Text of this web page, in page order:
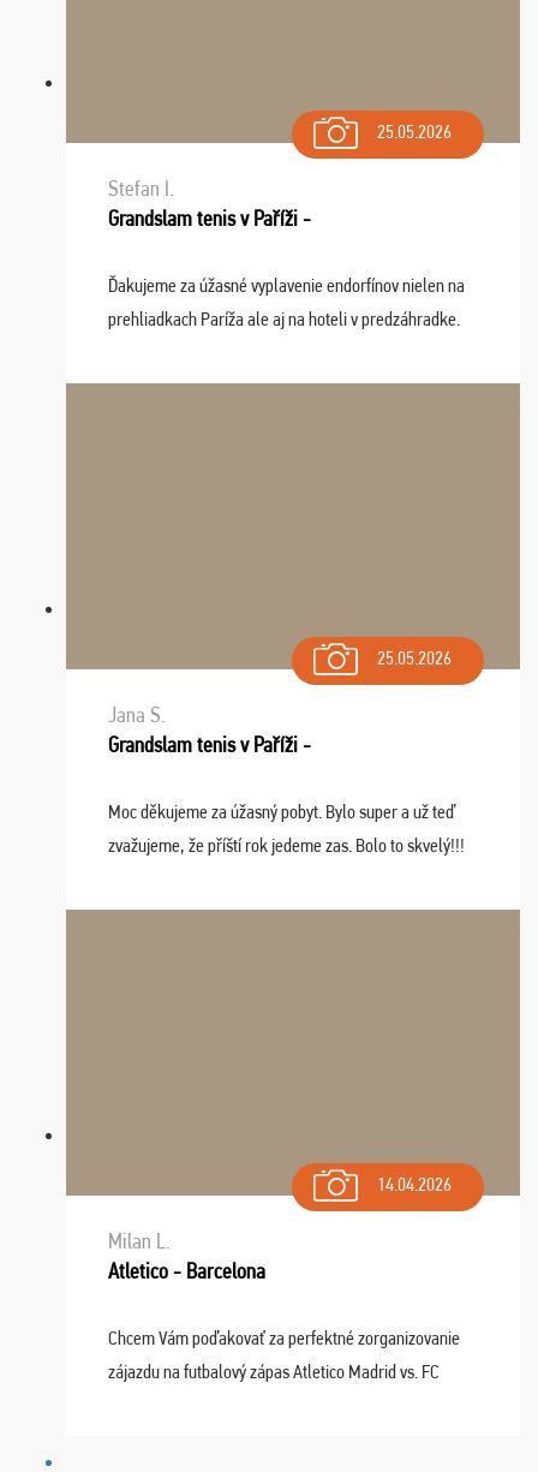
25.05.2026
Stefan I.
Grandslam tenis v Paříži -
Ďakujeme za úžasné vyplavenie endorfínov nielen na
prehliadkach Paríža ale aj na hoteli v predzáhradke.
spomínať a zväžujeme repete budúci rok : ...
25.05.2026
Jana S.
Grandslam tenis v Paříži -
Moc děkujeme za úžasný pobyt. Bylo super a už teď
zvažujeme, že příští rok jedeme zas. Bolo to skvelý!!!
14.04.2026
Milan L.
Atletico - Barcelona
Chcem Vám poďakovať za perfektné zorganizovanie
zájazdu na futbalový zápas Atletico Madrid vs. FC